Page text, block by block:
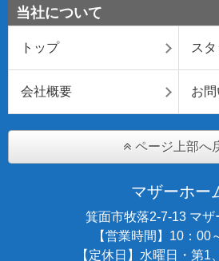
当社について
トップ ス
会社概要 お
ページ上部へ
マザーホー
箕面市牧落2-7-13 マザ
【営業時間】10：00
【定休日】水曜日・第1